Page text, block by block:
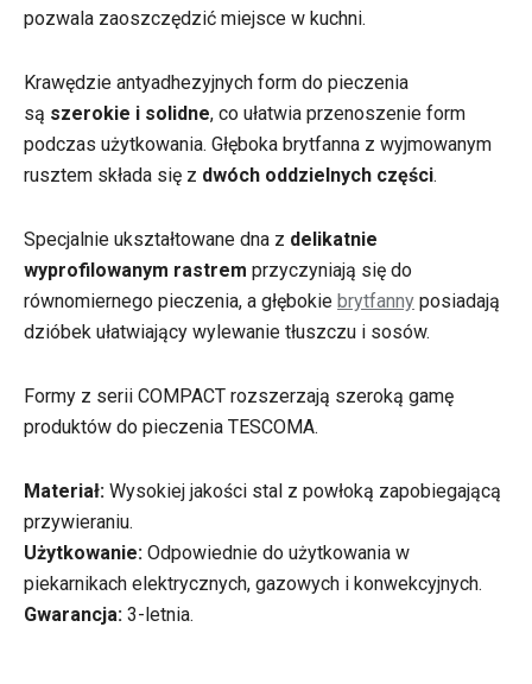
pozwala zaoszczędzić miejsce w kuchni.
Krawędzie antyadhezyjnych form do pieczenia
są szerokie i solidne, co ułatwia przenoszenie form
podczas użytkowania. Głęboka brytfanna z wyjmowanym
rusztem składa się z dwóch oddzielnych części.
Specjalnie ukształtowane dna z delikatnie
wyprofilowanym rastrem przyczyniają się do
równomiernego pieczenia, a głębokie brytfanny posiadają
dzióbek ułatwiający wylewanie tłuszczu i sosów.
Formy z serii COMPACT rozszerzają szeroką gamę
produktów do pieczenia TESCOMA.
Materiał: Wysokiej jakości stal z powłoką zapobiegającą
przywieraniu.
Użytkowanie: Odpowiednie do użytkowania w
piekarnikach elektrycznych, gazowych i konwekcyjnych.
Gwarancja: 3-letnia.